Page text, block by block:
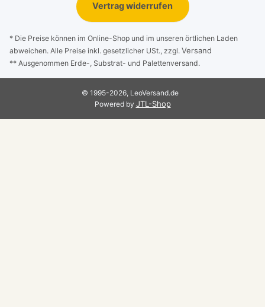
Vertrag widerrufen
* Die Preise können im Online-Shop und im unseren örtlichen Laden
abweichen. Alle Preise inkl. gesetzlicher USt., zzgl. Versand
** Ausgenommen Erde-, Substrat- und Palettenversand.
© 1995-2026, LeoVersand.de
Powered by JTL-Shop